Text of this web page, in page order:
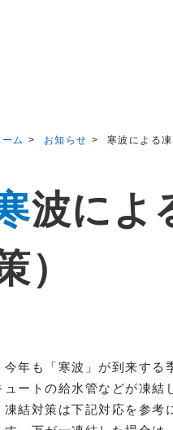
ム お知らせ 寒波による
ついて（※凍結防止対
）
年も「寒波」が到来する
ュートの給水管などが凍結
結対策は下記対応を参考